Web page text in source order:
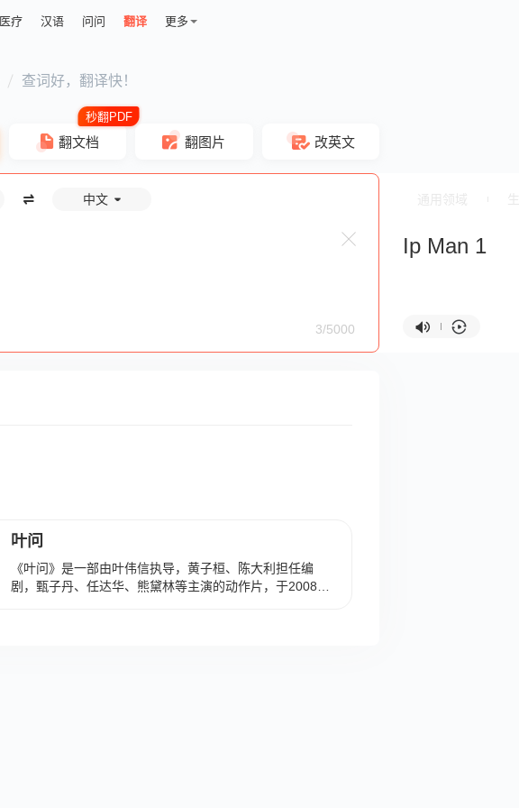
医疗 汉语 问问 翻译 更多
查词好，翻译快！
翻文档 翻图片 改英文
中文
3/5000
Ip Man 1
叶问
《叶问》是一部由叶伟信执导，黄子桓、陈大利担任编
剧，甄子丹、任达华、熊黛林等主演的动作片，于2008年